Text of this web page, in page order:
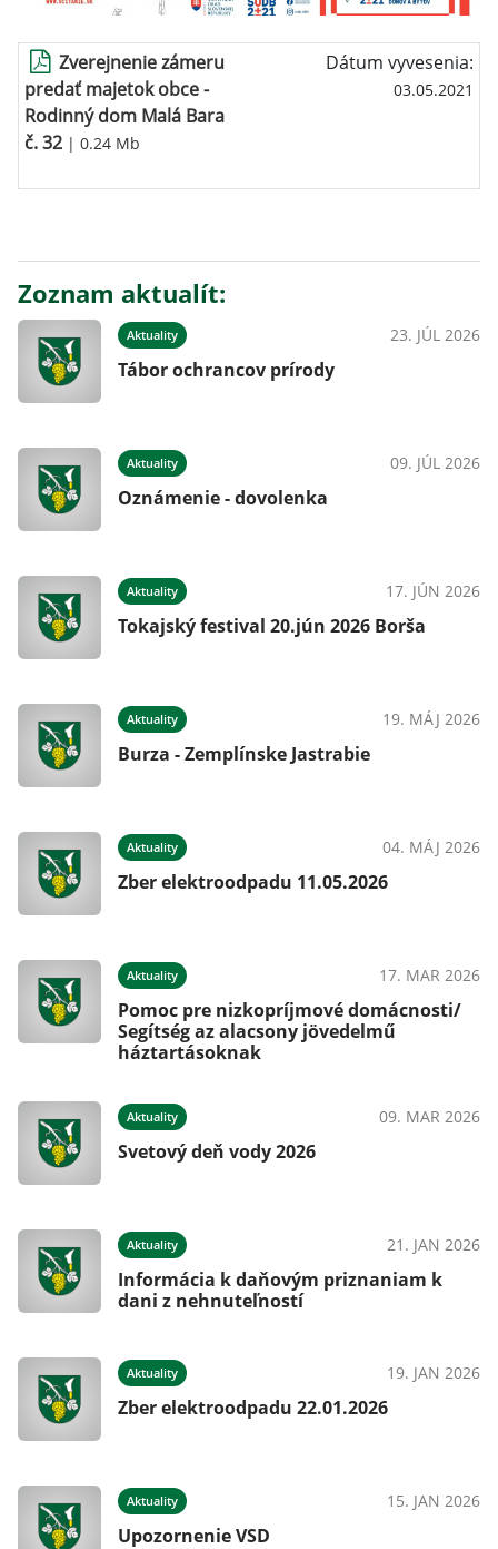
Zverejnenie zámeru
predať majetok obce -
Rodinný dom Malá Bara
č. 32 | 0.24 Mb
Dátum vyvesenia:
03.05.2021
Zoznam aktualít:
Aktuality 23. JÚL 2026
Tábor ochrancov prírody
Aktuality 09. JÚL 2026
Oznámenie - dovolenka
Aktuality 17. JÚN 2026
Tokajský festival 20.jún 2026 Borša
Aktuality 19. MÁJ 2026
Burza - Zemplínske Jastrabie
Aktuality 04. MÁJ 2026
Zber elektroodpadu 11.05.2026
Aktuality 17. MAR 2026
Pomoc pre nizkopríjmové domácnosti/
Segítség az alacsony jövedelmű
háztartásoknak
Aktuality 09. MAR 2026
Svetový deň vody 2026
Aktuality 21. JAN 2026
Informácia k daňovým priznaniam k
dani z nehnuteľností
Aktuality 19. JAN 2026
Zber elektroodpadu 22.01.2026
Aktuality 15. JAN 2026
Upozornenie VSD